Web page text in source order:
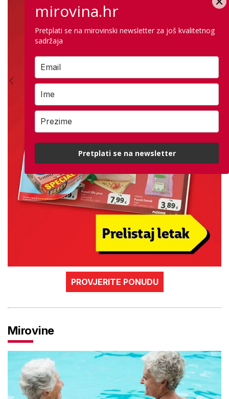
PROVJERITE PONUDU
Mirovine
mirovina.hr
Pretplati se na mirovinski newsletter za još kvalitetnog
sadržaja
Pretplati se na newsletter